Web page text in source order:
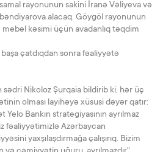
rayonunun sakini İranə Vəliyeva və
alacaq. Göygöl rayonunun
kəsimi üçün avadanlıq təqdim
çatdıqdan sonra fəaliyyətə
sədri Nikoloz Şurqaia bildirib ki, hər üç
olması layihəyə xüsusi dəyər qatır:
Bankın strategiyasının ayrılmaz
fəaliyyətimizlə Azərbaycan
yaxşılaşdırmağa çalışırıq. Bizim